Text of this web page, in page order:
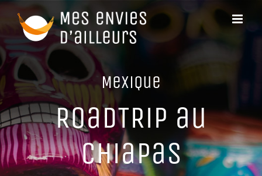
Passer
contenu
MeXiQue
RoaDTRiP au
CHiaPaS